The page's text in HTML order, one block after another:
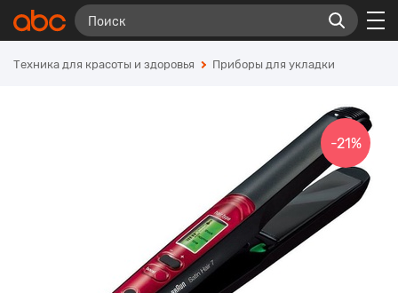
Техника для красоты и здоровья Приборы для укладки
-21%